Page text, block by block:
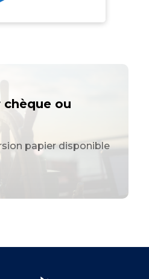
ou
papier disponible